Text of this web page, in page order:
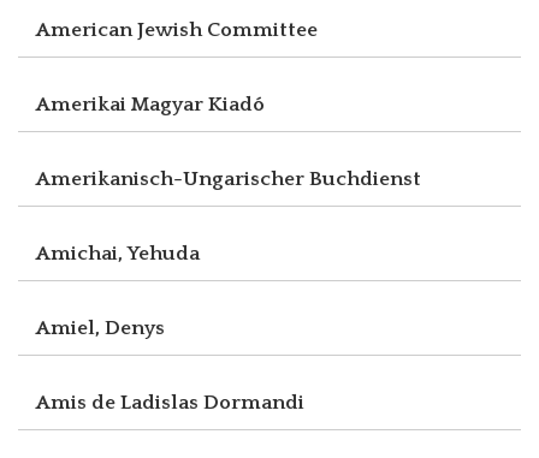
American Jewish Committee
Amerikai Magyar Kiadó
Amerikanisch-Ungarischer Buchdienst
Amichai, Yehuda
Amiel, Denys
Amis de Ladislas Dormandi